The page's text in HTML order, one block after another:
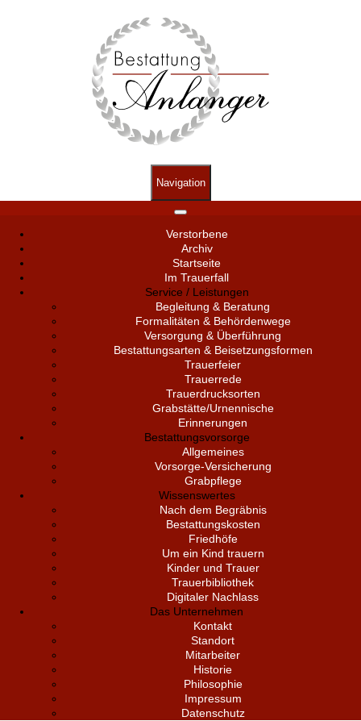
Navigation
Verstorbene
Archiv
Startseite
Im Trauerfall
Service / Leistungen
Begleitung & Beratung
Formalitäten & Behördenwege
Versorgung & Überführung
Bestattungsarten & Beisetzungsformen
Trauerfeier
Trauerrede
Trauerdrucksorten
Grabstätte/Urnennische
Erinnerungen
Bestattungsvorsorge
Allgemeines
Vorsorge-Versicherung
Grabpflege
Wissenswertes
Nach dem Begräbnis
Bestattungskosten
Friedhöfe
Um ein Kind trauern
Kinder und Trauer
Trauerbibliothek
Digitaler Nachlass
Das Unternehmen
Kontakt
Standort
Mitarbeiter
Historie
Philosophie
Impressum
Datenschutz